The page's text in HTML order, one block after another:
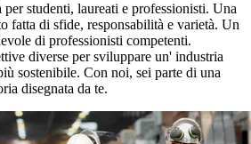
studenti, laureati e professionisti. Una
fatta di sfide, responsabilità e varietà. Un
di professionisti competenti.
diverse per sviluppare un' industria
sostenibile. Con noi, sei parte di una
disegnata da te.